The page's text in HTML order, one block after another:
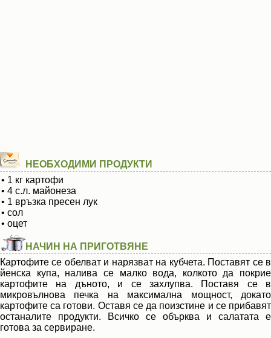
НЕОБХОДИМИ ПРОДУКТИ
• 1 кг картофи
• 4 с.л. майонеза
• 1 връзка пресен лук
• сол
• оцет
НАЧИН НА ПРИГОТВЯНЕ
Картофите се обелват и нарязват на кубчета. Поставят се в
йенска купа, налива се малко вода, колкото да покрие
картофите на дъното, и се захлупва. Поставя се в
микровълнова печка на максимална мощност, докато
картофите са готови. Оставя се да поизстине и се прибавят
останалите продукти. Всичко се обърква и салатата е
готова за сервиране.